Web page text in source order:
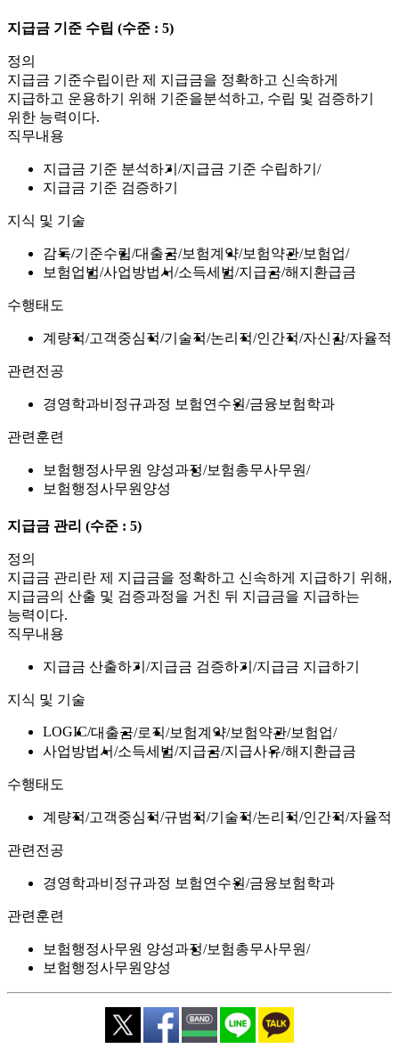
지급금 기준 수립 (수준 : 5)
정의
지급금 기준수립이란 제 지급금을 정확하고 신속하게
지급하고 운용하기 위해 기준을분석하고, 수립 및 검증하기
위한 능력이다.
직무내용
지급금 기준 분석하기
지급금 기준 수립하기
지급금 기준 검증하기
지식 및 기술
감독 기준수립 대출금 보험계약 보험약관 보험업
보험업법 사업방법서 소득세법 지급금 해지환급금
수행태도
계량적 고객중심적 기술적 논리적 인간적 자신감 자율적
관련전공
경영학과비정규과정 보험연수원 금융보험학과
관련훈련
보험행정사무원 양성과정 보험총무사무원
보험행정사무원양성
지급금 관리 (수준 : 5)
정의
지급금 관리란 제 지급금을 정확하고 신속하게 지급하기 위해,
지급금의 산출 및 검증과정을 거친 뒤 지급금을 지급하는
능력이다.
직무내용
지급금 산출하기 지급금 검증하기 지급금 지급하기
지식 및 기술
LOGIC 대출금 로직 보험계약 보험약관 보험업
사업방법서 소득세법 지급금 지급사유 해지환급금
수행태도
계량적 고객중심적 규범적 기술적 논리적 인간적 자율적
관련전공
경영학과비정규과정 보험연수원 금융보험학과
관련훈련
보험행정사무원 양성과정 보험총무사무원
보험행정사무원양성